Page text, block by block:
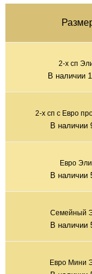
2-х сп
В наличии
2-х сп с Евро
В наличии
Евро
В наличии
Семейный
В наличии
Евро Мини